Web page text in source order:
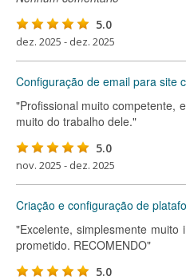
5.0
dez. 2025 - dez. 2025
Configuração de email para site
"Profissional muito competente,
muito do trabalho dele."
5.0
nov. 2025 - dez. 2025
Criação e configuração de
"Excelente, simplesmente
prometido. RECOMENDO"
5.0